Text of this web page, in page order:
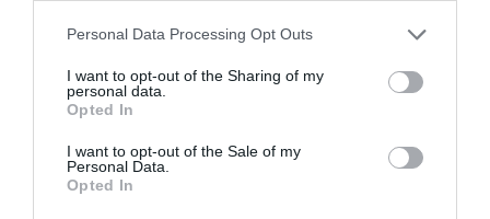
Personal Data Processing Opt Outs
I want to opt-out of the Sharing of my
personal data.
Opted In
I want to opt-out of the Sale of my
Personal Data.
Opted In
en las retransmisiones en el que se detallen los niveles
de Inteligencia Artificial. También ofrecerá
servicios
de hospitalidadalejándose de la tradicional oferta
basada en productos alcohólicos y orientándose en el
contarán con patrocinadores sociales que se alineen
con los principios de sostenibilidad de la liga.